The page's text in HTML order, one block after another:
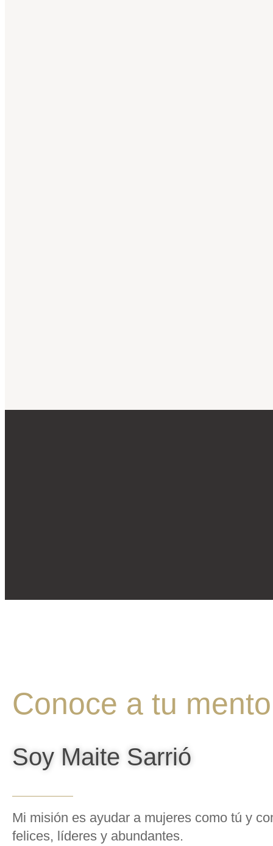
Conoce a tu
Soy Maite Sarrió
Mi misión es ayudar a mujeres como tú y
felices, líderes y abundantes.